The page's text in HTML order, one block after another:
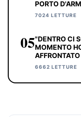
PORTO
7024 LETTURE
05"DENTRO CI
MOMENTO
6662 LETTURE